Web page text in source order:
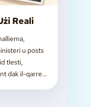
Reali
u posts
tlesti,
dak il-qarrej